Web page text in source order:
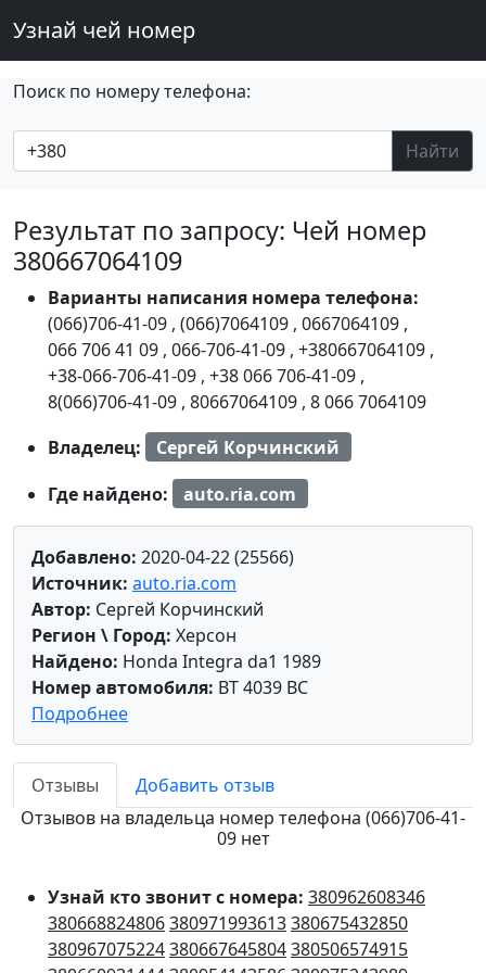
Узнай чей номер
Поиск по номеру телефона:
Найти
Результат по запросу: Чей номер
380667064109
Варианты написания номера телефона:
(066)706-41-09 , (066)7064109 , 0667064109 ,
066 706 41 09 , 066-706-41-09 , +380667064109 ,
+38-066-706-41-09 , +38 066 706-41-09 ,
8(066)706-41-09 , 80667064109 , 8 066 7064109
Владелец:
Сергей Корчинский
Где найдено:
auto.ria.com
Добавлено: 2020-04-22 (25566)
Источник: auto.ria.com
Автор: Сергей Корчинский
Регион \ Город: Херсон
Найдено: Honda Integra da1 1989
Номер автомобиля: BT 4039 BC
Подробнее
Отзывы
Добавить отзыв
Отзывов на владельца номер телефона (066)706-41-
09 нет
Узнай кто звонит с номера: 380962608346
380668824806380971993613380675432850
380967075224380667645804380506574915